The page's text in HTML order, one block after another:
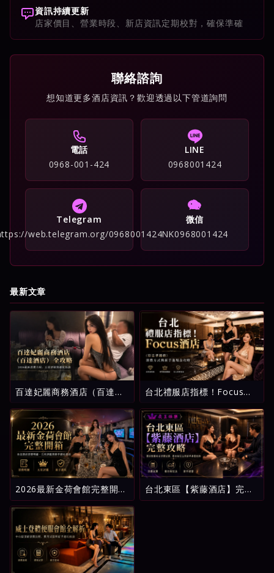
資訊持續更新
店家價目、營業時段、新店資訊定期校對，確保準確
聯絡諮詢
想知道更多酒店資訊？歡迎透過以下管道詢問
電話
0968-001-424
LINE
0968001424
Telegram
web.telegram.org/0968001424
微信
NK0968001424
最新文章
百達妃麗商務酒店（百達酒
介紹、五星評級與避坑指南
台北禮服店指標！Focus酒
與新手進場全攻略
2026最新金荷會館完整開
箱：台北酒店消費明細、五
星評鑑與新手避坑指南
台北東區【紫藤酒店】完整
攻略：環球紫藤名店消費試